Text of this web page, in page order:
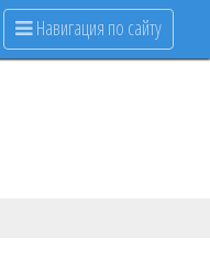
Навигация по сайту